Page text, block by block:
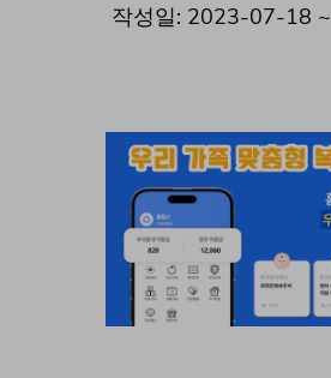
작성일: 2023-07-18 ~